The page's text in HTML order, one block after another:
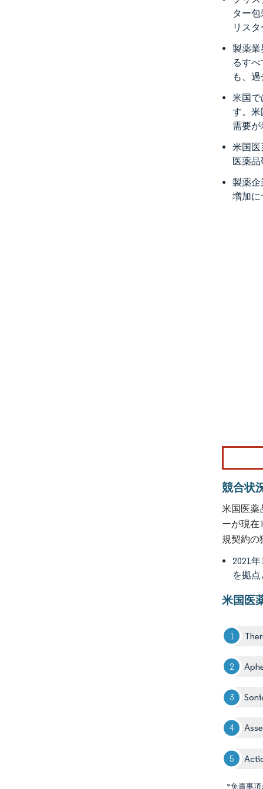
ター
リス
製薬
るす
も、
米国
す。
需要が
米国
医薬
製薬
増加に
画像 ©
競合状
米国医薬
ーが現在
規契約の
2021
を拠
米国医
*免責事項